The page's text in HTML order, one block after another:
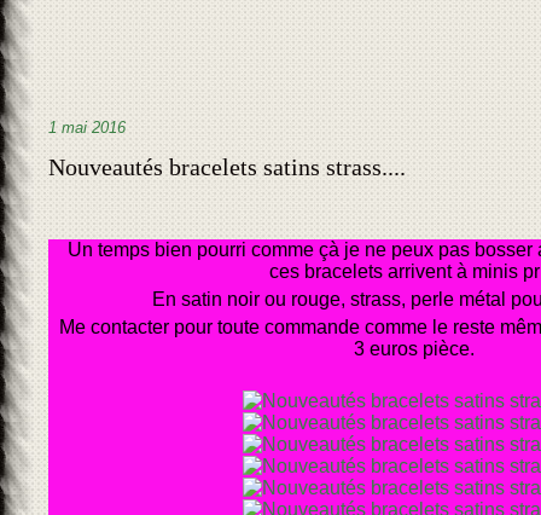
1 mai 2016
Nouveautés bracelets satins strass....
Un temps bien pourri comme çà je ne peux pas bosser
ces bracelets arrivent à minis
En satin noir ou rouge, strass, perle métal
Me contacter pour toute commande comme le reste
3 euros pièce.